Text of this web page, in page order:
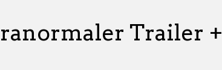
Trailer +